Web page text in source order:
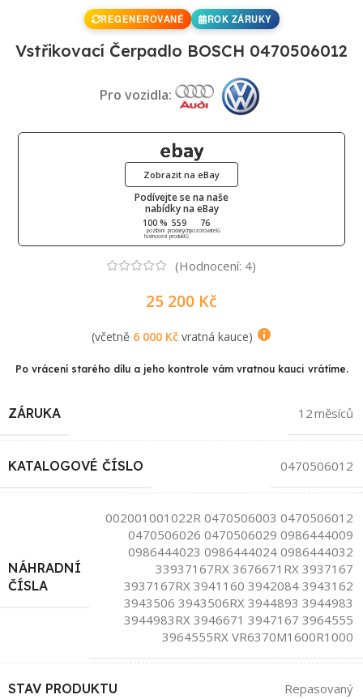
REGENEROVANÉ ROK ZÁRUKY
Vstřikovací Čerpadlo BOSCH 0470506012
Pro vozidla:
Podívejte se na naše
nabídky na eBay
100 %
pozitivní
hodnocení
559
prodaných
produktů
76
pozorovatelů
Zobrazit na eBay
(Hodnocení: 4)
25 200 Kč
(včetně 6 000 Kčvratná kauce)
Po vrácení starého dílu a jeho kontrole vám vratnou kauci vrátíme.
ZÁRUKA 12 měsíců
KATALOGOVÉ ČÍSLO 0470506012
NÁHRADNÍ
ČÍSLA
002001001022R 0470506003 0470506012
0470506026 0470506029 0986444009
0986444023 0986444024 0986444032
33937167RX 3676671RX 3937167
3937167RX 3941160 3942084 3943162
3943506 3943506RX 3944893 3944983
3944983RX 3946671 3947167 3964555
3964555RX VR6370M1600R1000
STAV PRODUKTU Repasovaný